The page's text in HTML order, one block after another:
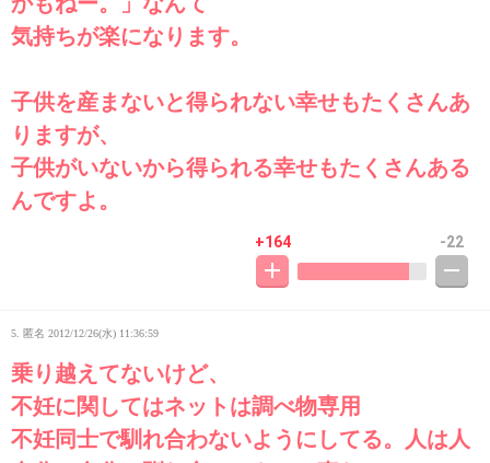
気持ちが楽になります。
子供を産まないと得られない幸せもたくさんあ
りますが、
子供がいないから得られる幸せもたくさんある
んですよ。
+164 -22
5. 匿名 2012/12/26(水) 11:36:59
乗り越えてないけど、
不妊に関してはネットは調べ物専用
不妊同士で馴れ合わないようにしてる。人は人